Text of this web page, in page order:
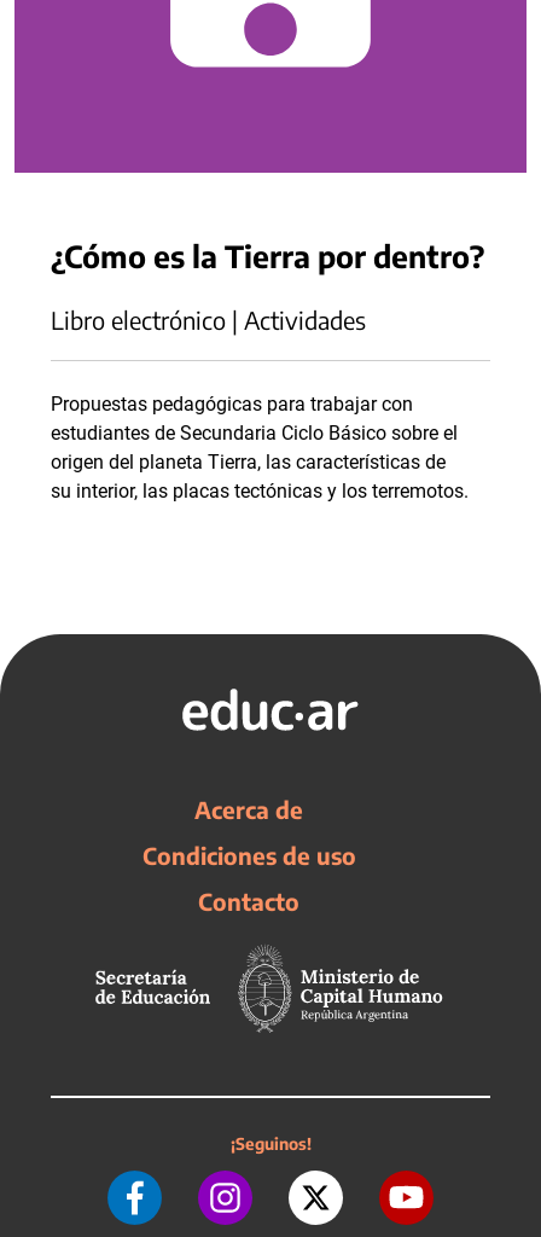
¿Cómo es la Tierra por dentro?
Libro electrónico | Actividades
Propuestas pedagógicas para trabajar con
estudiantes de Secundaria Ciclo Básico sobre el
origen del planeta Tierra, las características de
su interior, las placas tectónicas y los terremotos.
Acerca de
Condiciones de uso
Contacto
¡Seguinos!